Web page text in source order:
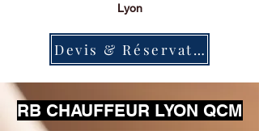
Lyon
Devis & Réservation
RB CHAUFFEUR LYON QCM